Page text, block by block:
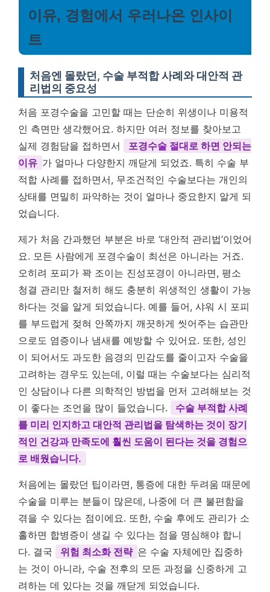
이유, 경험에서 우러나온 인사이
트
처음엔 몰랐던, 수술 부적합 사례와 대안적 관
리법의 중요성
처음 포경수술을 고민할 때는 단순히 위생이나 미용적
인 측면만 생각했어요. 하지만 여러 정보를 찾아보고
실제 경험담을 접하면서
포경수술 절대로 하면 안되는
이유 가 얼마나 다양한지 깨닫게 되었죠. 특히 수술 부
적합 사례를 접하면서, 무조건적인 수술보다는 개인의
상태를 면밀히 파악하는 것이 얼마나 중요한지 알게 되
었습니다.
제가 처음 간과했던 부분은 바로 ‘대안적 관리법’이었어
요. 모든 사람에게 포경수술이 최선은 아니라는 거죠.
오히려 포피가 꽉 조이는 진성포경이 아니라면, 평소
청결 관리만 철저히 해도 충분히 위생적인 생활이 가능
하다는 것을 알게 되었습니다. 예를 들어, 샤워 시 포피
를 부드럽게 젖혀 안쪽까지 깨끗하게 씻어주는 습관만
으로도 염증이나 냄새를 예방할 수 있어요. 또한, 성인
이 되어서도 과도한 음경의 민감도를 줄이고자 수술을
고려하는 경우도 있는데, 이럴 때는 수술보다는 심리적
인 상담이나 다른 의학적인 방법을 먼저 고려해보는 것
이 좋다는 조언을 많이 들었습니다.
수술 부적합 사례
를 미리 인지하고 대안적 관리법을 탐색하는 것이 장기
적인 건강과 만족도에 훨씬 도움이 된다는 것을 경험으
로 배웠습니다.
처음에는 몰랐던 팁이라면, 통증에 대한 두려움 때문에
수술을 미루는 분들이 많은데, 나중에 더 큰 불편함을
겪을 수 있다는 점이에요. 또한, 수술 후에도 관리가 소
홀하면 합병증이 생길 수 있다는 점을 명심해야 합니
다. 결국
위험 최소화 전략 은 수술 자체에만 집중하
는 것이 아니라, 수술 전후의 모든 과정을 신중하게 고
려하는 데 있다는 것을 깨닫게 되었습니다.